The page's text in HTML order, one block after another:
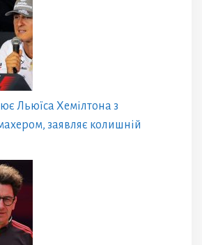
Льюїса Хемілтона з
заявляє колишній